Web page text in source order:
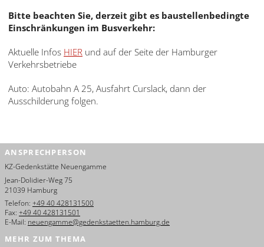
Polski
Türkçe
Yкраїнський
日
本
語
Bitte beachten Sie, derzeit gibt es baustellenbedingte
Einschränkungen im Busverkehr:
Aktuelle Infos HIER und auf der Seite der Hamburger
Verkehrsbetriebe
Auto: Autobahn A 25, Ausfahrt Curslack, dann der
Ausschilderung folgen.
ANSPRECHPERSON
KZ-Gedenkstätte Neuengamme
Jean-Dolidier-Weg 75
21039 Hamburg
Telefon: +49 40 428131500
Fax: +49 40 428131501
E-Mail: neuengamme@gedenkstaetten.hamburg.de
MEHR ZUM THEMA